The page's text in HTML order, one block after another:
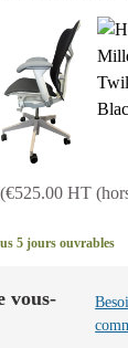
(€525.00 HT
5 jours ouvrables
vous-